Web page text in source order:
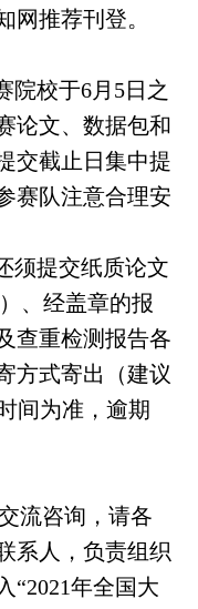
网推荐刊登。
院校于6月5日之
论文、数据包和
交截止日集中提
赛队注意合理安
须提交纸质论文
、经盖章的报
查重检测报告各
方式寄出（建议
间为准，逾期
流咨询，请各
系人，负责组织
“2021年全国大